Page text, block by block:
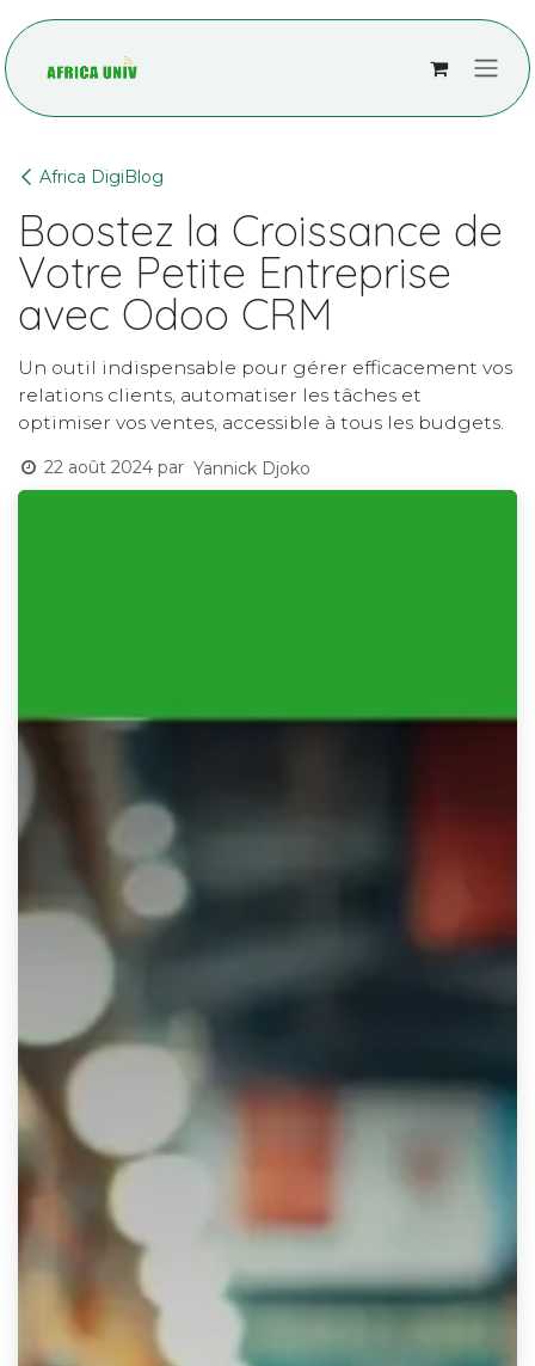
Africa DigiBlog
Boostez la Croissance de
Votre Petite Entreprise
avec Odoo CRM
Un outil indispensable pour gérer efficacement vos
relations clients, automatiser les tâches et
optimiser vos ventes, accessible à tous les budgets.
22 août 2024 par Yannick Djoko